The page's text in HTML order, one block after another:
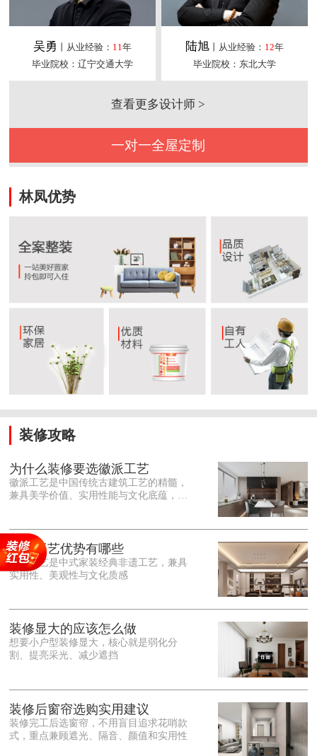
吴勇 丨从业经验： 11年
毕业院校：辽宁交通大学
陆旭丨从业经验： 12年
毕业院校：东北大学
查看更多设计师 >
一对一全屋定制
林凤优势
装修攻略
为什么装修要选徽派工艺
徽派工艺是中国传统古建筑工艺的精髓，
兼具美学价值、实用性能与文化底蕴，优
雕细琢的砖、木、石雕为特色，线条古朴
大气，意境悠远，自带东方中式雅致韵
味，耐看且不易过时。<o:p></o:p> 在工
艺品质上，徽派工艺遵循古法匠心工序，
保耐用，抗风化、耐腐蚀，使用
徽派工艺优势有哪些
徽派工艺是中式家装经典非遗工艺，兼具
实用性、美观性与文化质感
装修显大的应该怎么做
想要小户型装修显大，核心就是弱化分
割、提亮采光、减少遮挡
装修后窗帘选购实用建议
装修完工后选窗帘，不用盲目追求花哨款
式，重点兼顾遮光、隔音、颜值和实用性